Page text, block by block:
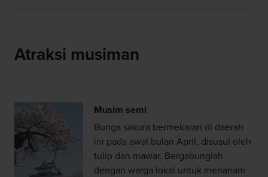
Atraksi musiman
Musim semi
Bunga sakura bermekaran di daerah
ini pada awal bulan April, disusul oleh
tulip dan mawar. Bergabunglah
dengan warga lokal untuk menanam